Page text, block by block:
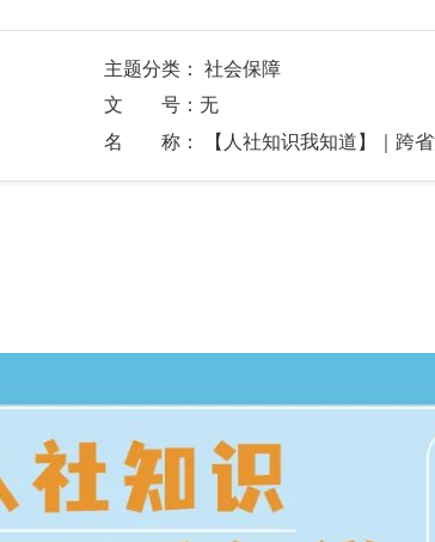
主题分类： 社会保障
文 号：无
名 称： 【人社知识我知道】｜跨省